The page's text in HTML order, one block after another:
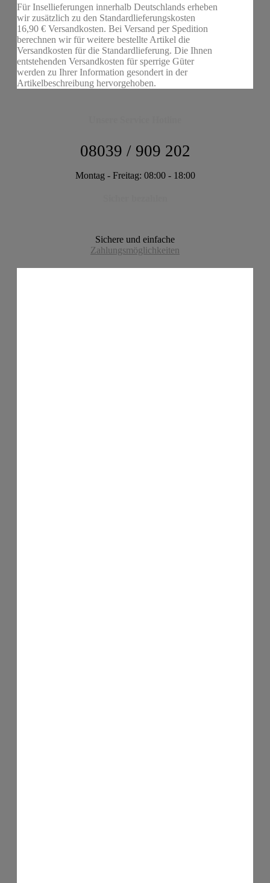
Für Insellieferungen innerhalb Deutschlands erheben
wir zusätzlich zu den Standardlieferungskosten
16,90 € Versandkosten. Bei Versand per Spedition
berechnen wir für weitere bestellte Artikel die
Versandkosten für die Standardlieferung. Die Ihnen
entstehenden Versandkosten für sperrige Güter
werden zu Ihrer Information gesondert in der
Artikelbeschreibung hervorgehoben.
08039 / 909 202
Montag - Freitag: 08:00 - 18:00
Sichere und einfache
Zahlungsmöglichkeiten